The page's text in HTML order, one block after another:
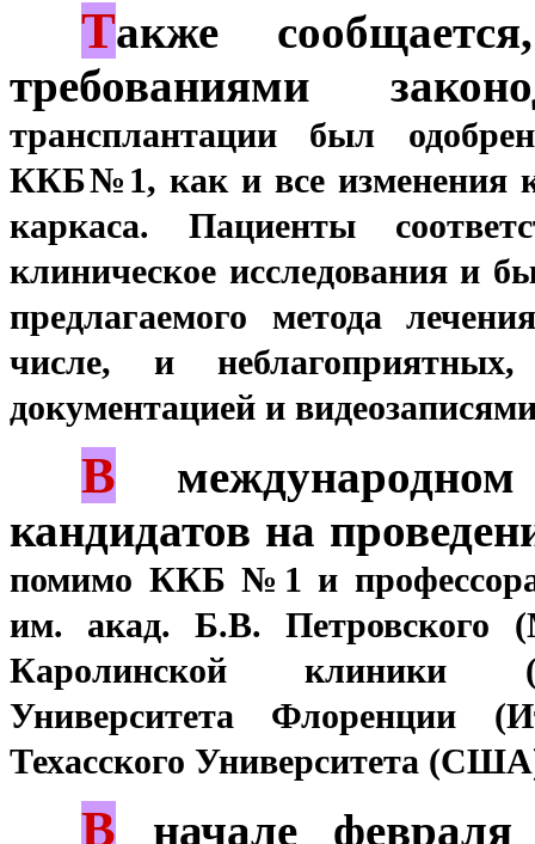
Также
требованиями
трансплантации был
ККБ№1, как и все изменения
каркаса. Пациенты
клиническое исследованияи
предлагаемого метода
числе, и
документацией и
В
кандидатов на
помимо ККБ №1 и
им. акад. Б.В. Петровского
Каролинской клиники
Университета Флоренции
Техасского Университета
В начале февраля